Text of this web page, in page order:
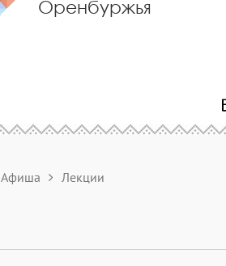
Оренбуржья
Афиша Лекции